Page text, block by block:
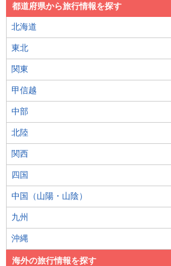
都道府県から旅行情報を探す
北海道
東北
関東
甲信越
中部
北陸
関西
四国
中国（山陽・山陰）
九州
沖縄
海外の旅行情報を探す